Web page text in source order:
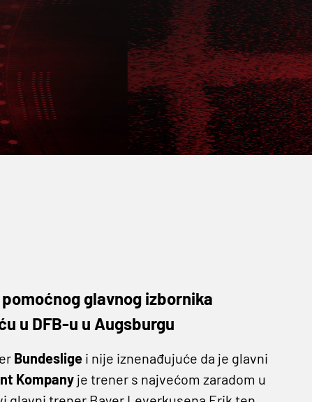
glavnog izbornika
u DFB-u u Augsburgu
Bundeslige i nije iznenađujuće da je glavni
Kompany je trener s najvećom zaradom u